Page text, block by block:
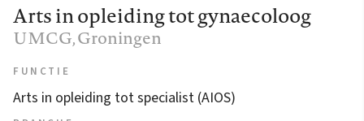
Arts in opleiding tot gynaecoloog
UMCG, Groningen
FUNCTIE
Arts in opleiding tot specialist (AIOS)